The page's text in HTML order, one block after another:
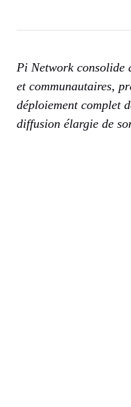
Pi Network consolide
et communautaires,
déploiement complet
diffusion élargie de